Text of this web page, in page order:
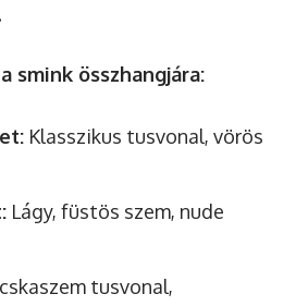
smink összhangjára:
Klasszikus tusvonal, vörös
Lágy, füstös szem, nude
tusvonal,